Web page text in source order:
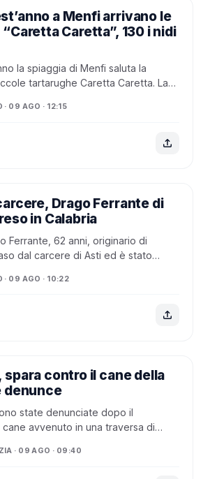
a Menfi arrivano le
Caretta”, 130 i nidi
la spiaggia di Menfi saluta la
tartarughe Caretta Caretta. La
· 09 AGO · 12:15
Drago Ferrante di
in Calabria
Ferrante, 62 anni, originario di
dal carcere di Asti ed è stato
· 09 AGO · 10:22
spara contro il cane della
denunce
state denunciate dopo il
avvenuto in una traversa di
· 09 AGO · 09:40